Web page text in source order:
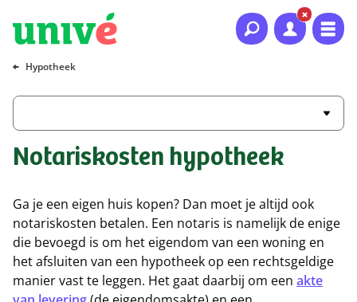
Naar hoofdinhoud
Naar hoofdnavigatie
Naar footer
Hypotheek
Notariskosten hypotheek
Ga je een eigen huis kopen? Dan moet je altijd ook
notariskosten betalen. Een notaris is namelijk de enige
die bevoegd is om het eigendom van een woning en
het afsluiten van een hypotheek op een rechtsgeldige
manier vast te leggen. Het gaat daarbij om een akte